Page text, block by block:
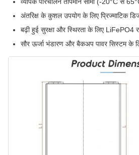
व्यापक परिचालन तापमान सीमा (-20°C से
अंतरिक्ष के कुशल उपयोग के लिए प्रिज्माटिक
बढ़ी हुई सुरक्षा और स्थिरता के लिए LiFePO4
सौर ऊर्जा भंडारण और बैकअप पावर सिस्टम के